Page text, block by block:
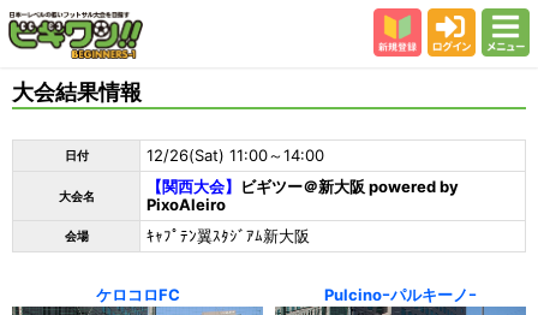
会場
スタッフ紹介
よくある質問
大会結果情報
日付 12/26(Sat) 11:00～14:00
大会名 【関西大会】
ビギツー＠新大阪 powered by
PixoAleiro
会場 ｷｬﾌﾟﾃﾝ翼ｽﾀｼﾞｱﾑ新大阪
ケロコロFC Pulcinoｰパルキーノｰ